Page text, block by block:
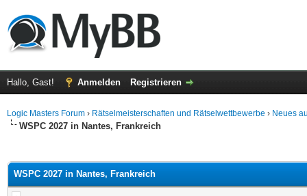
Hallo, Gast! Anmelden Registrieren
Logic Masters Forum › Rätselmeisterschaften und Rätselwettbewerbe › Neues
WSPC 2027 in Nantes, Frankreich
WSPC 2027 in Nantes, Frankreich